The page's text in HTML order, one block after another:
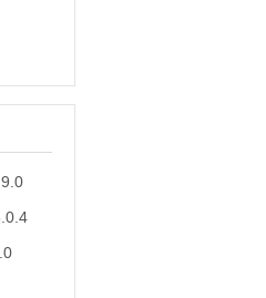
色版
版
版
文免费